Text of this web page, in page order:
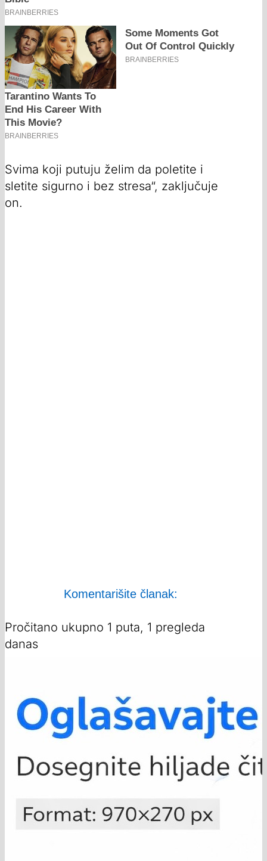
Svima koji putuju želim da poletite i
sletite sigurno i bez stresa“, zaključuje
on.
Komentarišite članak:
Pročitano ukupno 1 puta, 1 pregleda
danas